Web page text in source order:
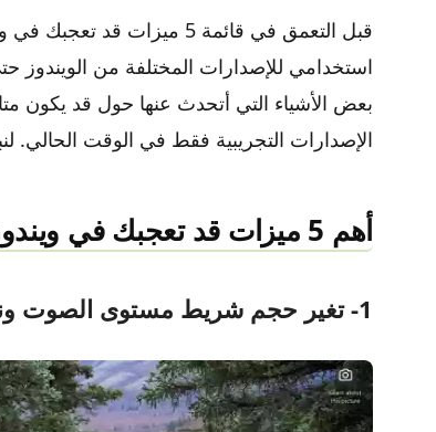
بعض الأشياء التي أتحدث عنها حول قد يكون
الإصدارات التجريبية فقط في الوقت الحالي.
أهم 5 ميزات قد تعجبك في ويندوز 11
1- تغير حجم شريط مستوى الصوت ونقلة إلى أسفل